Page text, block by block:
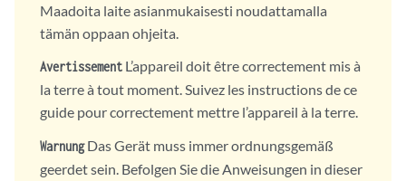
Maadoita laite asianmukaisesti noudattamalla
tämän oppaan ohjeita.
Avertissement L’appareil doit être correctement mis à
la terre à tout moment. Suivez les instructions de ce
guide pour correctement mettre l’appareil à la terre.
WarnungDas Gerät muss immer ordnungsgemäß
geerdet sein. Befolgen Sie die Anweisungen in dieser